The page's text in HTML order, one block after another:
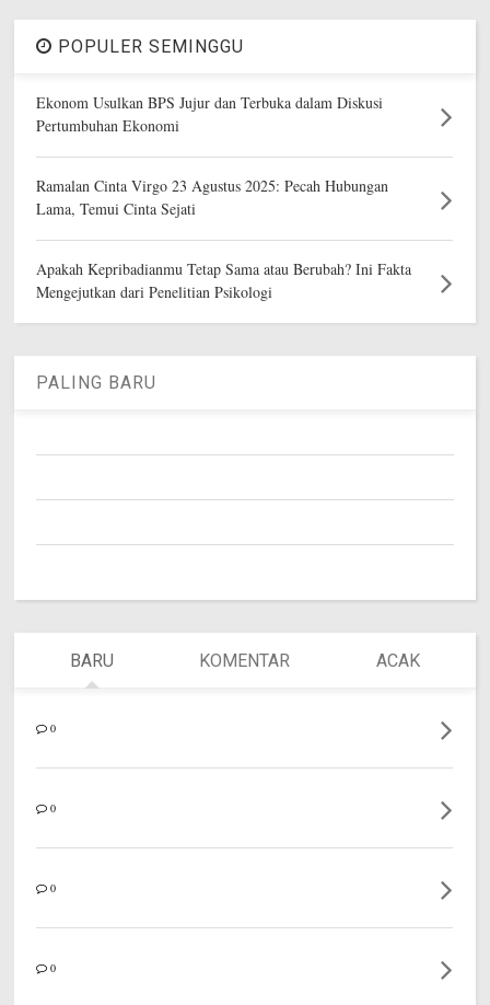
POPULER SEMINGGU
Ekonom Usulkan BPS Jujur dan Terbuka dalam Diskusi
Pertumbuhan Ekonomi
Ramalan Cinta Virgo 23 Agustus 2025: Pecah Hubungan
Lama, Temui Cinta Sejati
Apakah Kepribadianmu Tetap Sama atau Berubah? Ini Fakta
Mengejutkan dari Penelitian Psikologi
PALING BARU
BARU KOMENTAR ACAK
0
0
0
0